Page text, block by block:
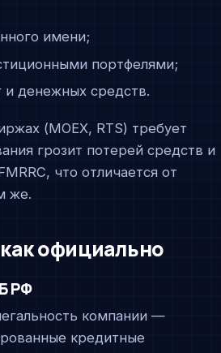
имени;
портфелями;
денежных средств.
(MOEX, RTS) требует
грозит потерей средств и
что отличается от
же.
официально
РФ
компании —
кредитные